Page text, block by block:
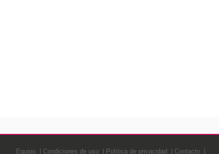
Equipo Condiciones de uso Política de privacidad Contacto